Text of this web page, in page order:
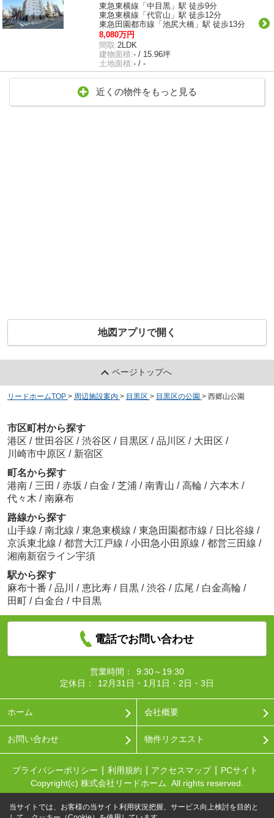
東急東横線「中目黒」駅 徒歩9分
東急東横線「代官山」駅 徒歩12分
東急田園都市線「池尻大橋」駅 徒歩13分
8,080万円
間取:2LDK
建物面積:- / 15.96坪
土地面積:- / -
近くの物件をもっと見る
地図アプリで開く
ページトップへ
リードホームTOP > 周辺施設案内 > 目黒区 > 目黒区の公園 > 西郷山公園
市区町村から探す
港区 / 世田谷区 / 渋谷区 / 目黒区 / 品川区 / 大田区 /
川崎市中原区 / 新宿区
町名から探す
港南 / 三田 / 赤坂 / 白金 / 芝浦 / 南青山 / 高輪 / 六本木 /
代々木 / 南麻布
路線から探す
山手線 / 南北線 / 東急東横線 / 東急田園都市線 / 日比谷線 /
京浜東北線 / 都営大江戸線 / 小田急小田原線 / 都営三田線 /
湘南新宿ライン宇須
駅から探す
麻布十番 / 品川 / 恵比寿 / 目黒 / 渋谷 / 広尾 / 白金高輪 /
田町 / 白金台 / 中目黒
電話でお問い合わせ
営業時間：
9:30～19:30
定休日：
12月31日・1月1日・2日・3日
ホーム 会社概要
お問い合わせ 物件リクエスト
プライバシーポリシー 利用規約 アクセスマップ
PCサイト
Copyright(c) 株式会社リードホーム All rights reserved.
当サイトでは、お客様の当サイト利用状況把握、サービス向上検討を目的と